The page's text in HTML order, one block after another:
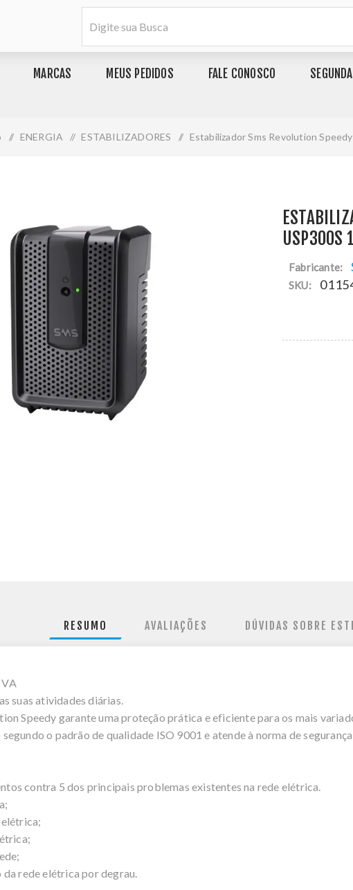
MARCAS MEUS PEDIDOS FALE CONOSCO
/ ENERGIA / ESTABILIZADORES / Estabilizador Sms Revolution
USP300S
Fabricante:
SKU:
RESUMO AVALIAÇÕES DÚVIDAS SOBRE
suas atividades diárias.
Speedy garante uma proteção prática e eficiente para os mais
o padrão de qualidade ISO 9001 e atende à norma de
contra 5 dos principais problemas existentes na rede elétrica.
da rede elétrica por degrau.